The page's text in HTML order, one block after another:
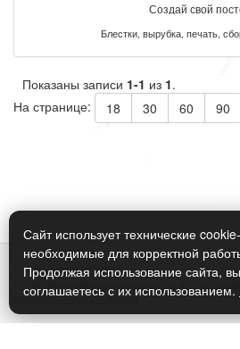
Создай свой
Блестки, вырубка, печать,
Показаны записи 1-1 из 1.
На странице:
18 30 60 90
© Арт Дизайн 2026
Политика конфиденциальности и
Правила использования
Сайт использует технические
необходимые для корректной
Продолжая использование сайта, вы
соглашаетесь с их использованием.